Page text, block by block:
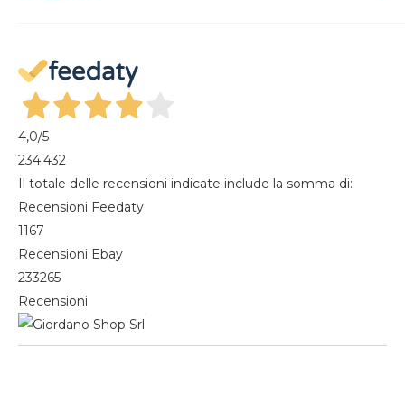
Magazine
4,0/5
234.432
Il totale delle recensioni indicate include la somma di:
Recensioni Feedaty
1167
Recensioni Ebay
233265
Recensioni